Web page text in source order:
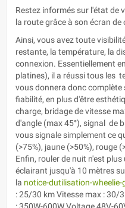
Restez informés sur l'état de
la route grâce à son écran de
Ainsi, vous avez toute
restante, la température, la
connexion. Essentiellement
platines), il a réussi tous les
vous donnera donc
fiabilité, en plus d'être
charge, bridage de vitesse
d'angle (max 45°), signal de
vous signale simplement ce
(>75%), jaune (>50%), rouge
Enfin, rouler de nuit n'est
éclairant jusqu'à 10 mètres
la notice-dutilisation-wheelie-
: 25/30 km Vitesse max : 30/